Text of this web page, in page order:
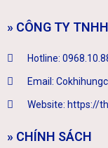
» CÔNG TY
Hotline:
Email:
Website: https://
» CHÍNH SÁCH